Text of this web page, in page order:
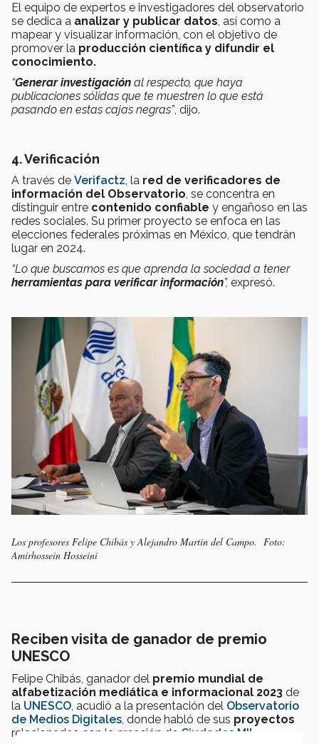
El equipo de expertos e investigadores del observatorio
se dedica a analizar y publicar datos, así como a
mapear y visualizar información, con el objetivo de
promover la producción científica y difundir el
conocimiento.
“Generar investigación al respecto, que haya
publicaciones sólidas que te muestren lo que está
pasando en estas cajas negras”, dijo.
4. Verificación
A través de Verifactz, la red de verificadores de
información del Observatorio, se concentra en
distinguir entre contenido confiable y engañoso en las
redes sociales. Su primer proyecto se enfoca en las
elecciones federales próximas en México, que tendrán
lugar en 2024.
“Lo que buscamos es que aprenda la sociedad a tener
herramientas para verificar información”, expresó.
Los profesores Felipe Chibás y Alejandro Martín del Campo. Foto:
Amirhossein Hosseini
Reciben visita de ganador de premio
UNESCO
Felipe Chibás, ganador del premio mundial de
alfabetización mediática e informacional 2023 de
la UNESCO, acudió a la presentación del Observatorio
de Medios Digitales, donde habló de sus proyectos
relacionados con la creación de Ciudades MIL